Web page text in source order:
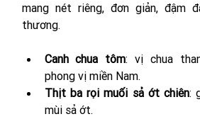
mang nét riêng, đơn giản, đậm
thương.
Canh chua tôm: vị chua
phong vị miền Nam.
Thịt ba rọi muối sả ớt chiên:
mùi sả ớt.